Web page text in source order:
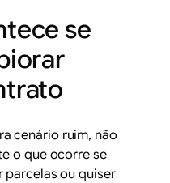
se
cenário ruim, não
o que ocorre se
parcelas ou quiser